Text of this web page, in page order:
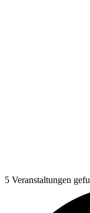
5 Veranstaltungen